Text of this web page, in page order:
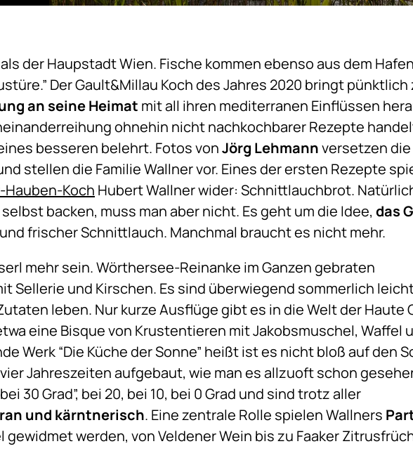
der Haupstadt Wien. Fische kommen ebenso aus dem
Der Gault&Millau Koch des Jahres 2020 bringt pünktlich
an seine Heimat mit all ihren mediterranen Einflüssen
ohnehin nicht nachkochbarer Rezepte
besseren belehrt. Fotos vonJörg Lehmannversetzen die
stellen die Familie Wallner vor. Eines der ersten Rezepte
Hauben-Koch Hubert Wallner wider: Schnittlauchbrot.
backen, muss man aber nicht. Es geht um die Idee, das
frischer Schnittlauch. Manchmal braucht es nicht mehr.
mehr sein. Wörthersee-Reinanke im Ganzen gebraten
Sellerie und Kirschen. Es sind überwiegend sommerlich
leben. Nur kurze Ausflüge gibt es in die Welt der Haute
eine Bisque von Krustentieren mit Jakobsmuschel, Waffel
Werk “Die Küche der Sonne” heißt ist es nicht bloß auf den
Jahreszeiten aufgebaut, wie man es allzuoft schon
30 Grad”, bei 20, bei 10, bei 0 Grad und sind trotz aller
und kärntnerisch. Eine zentrale Rolle spielen Wallners
gewidmet werden, von Veldener Wein bis zu Faaker